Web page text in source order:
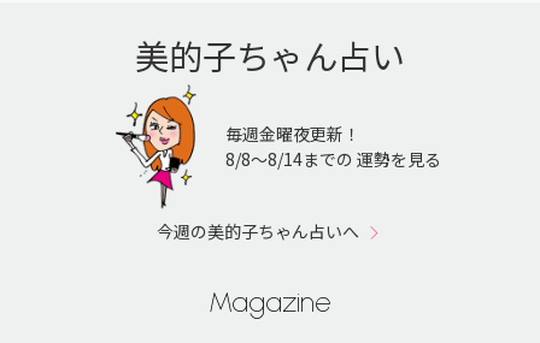
美的子ちゃん占い
毎週金曜夜更新！
8/8〜8/14までの 運勢を見る
今週の美的子ちゃん占いへ
Magazine